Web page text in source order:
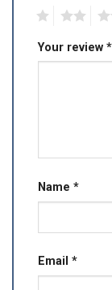
Your review *
Name *
Email *